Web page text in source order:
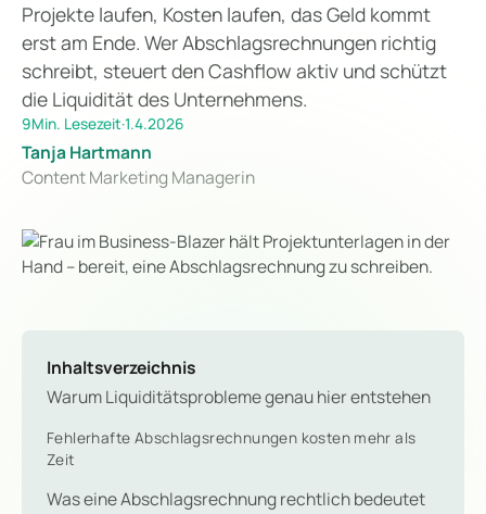
Projekte laufen, Kosten laufen, das Geld kommt
erst am Ende. Wer Abschlagsrechnungen richtig
schreibt, steuert den Cashflow aktiv und schützt
die Liquidität des Unternehmens.
9Min. Lesezeit·1.4.2026
Tanja Hartmann
Content Marketing Managerin
Inhaltsverzeichnis
Warum Liquiditätsprobleme genau hier entstehen
Fehlerhafte Abschlagsrechnungen kosten mehr als
Zeit
Was eine Abschlagsrechnung rechtlich bedeutet